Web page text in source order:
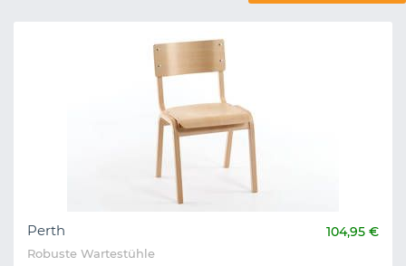
Perth 104,95 €
Robuste Wartestühle